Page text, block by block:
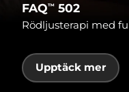
FAQ™ 502
Rödljusterapi med
Upptäck mer